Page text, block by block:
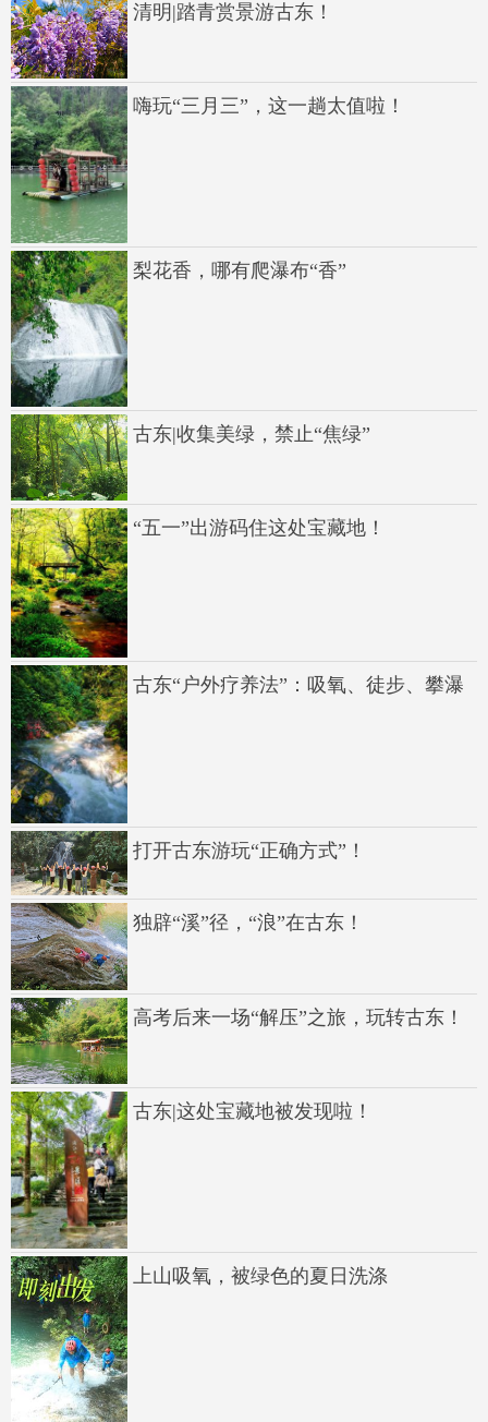
清明|踏青赏景游古东！
嗨玩“三月三”，这一趟太值啦！
梨花香，哪有爬瀑布“香”
古东|收集美绿，禁止“焦绿”
“五一”出游码住这处宝藏地！
古东“户外疗养法”：吸氧、徒步、攀瀑
打开古东游玩“正确方式”！
独辟“溪”径，“浪”在古东！
高考后来一场“解压”之旅，玩转古东！
古东|这处宝藏地被发现啦！
上山吸氧，被绿色的夏日洗涤